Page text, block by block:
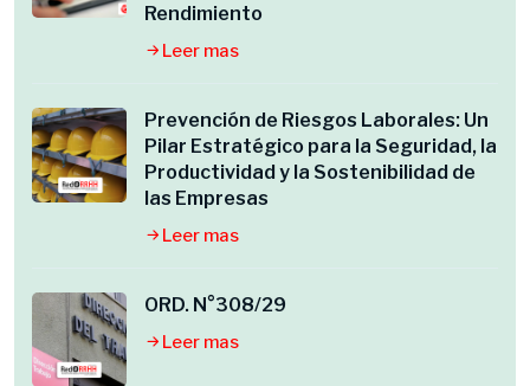
Rendimiento
Leer mas
Prevención de Riesgos Laborales: Un
Pilar Estratégico para la Seguridad, la
Productividad y la Sostenibilidad de
las Empresas
Leer mas
ORD. N°308/29
Leer mas